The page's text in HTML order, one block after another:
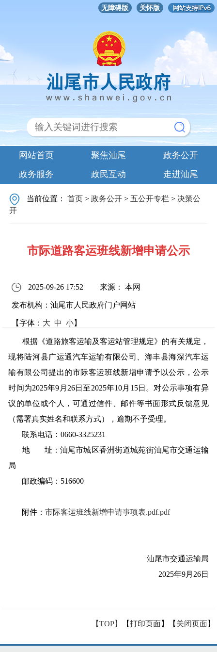
无障碍版 关怀版
网站首页 聚焦汕尾
政务公开
政务服务
政民互动 走进汕尾
当前位置：首页 >政务公开 > 五公开专栏 > 决策公
开
市际道路客运班线新增申请公示
2025-09-26 17:52 来源： 本网
发布机构：汕尾市人民政府门户网站
【字体： 大 中 小】
根据《道路旅客运输及客运站管理规定》的有关规定，
现将陆河县广运通汽车运输有限公司、海丰县海深汽车运
输有限公司提出的市际客运班线新增申请予以公示，公示
时间为2025年9月26日至2025年10月15日。对公示事项有异
议的单位或个人，可通过信件、邮件等书面形式反馈意见
（需署真实姓名和联系方式），逾期不予受理。
联系电话：0660-3325231
地 址：汕尾市城区香洲街道城苑街汕尾市交通运输
局
邮政编码：516600
附件：市际客运班线新增申请事项表.pdf.pdf
汕尾市交通运输局
2025年9月26日
【TOP】 【打印页面】【 关闭页面】